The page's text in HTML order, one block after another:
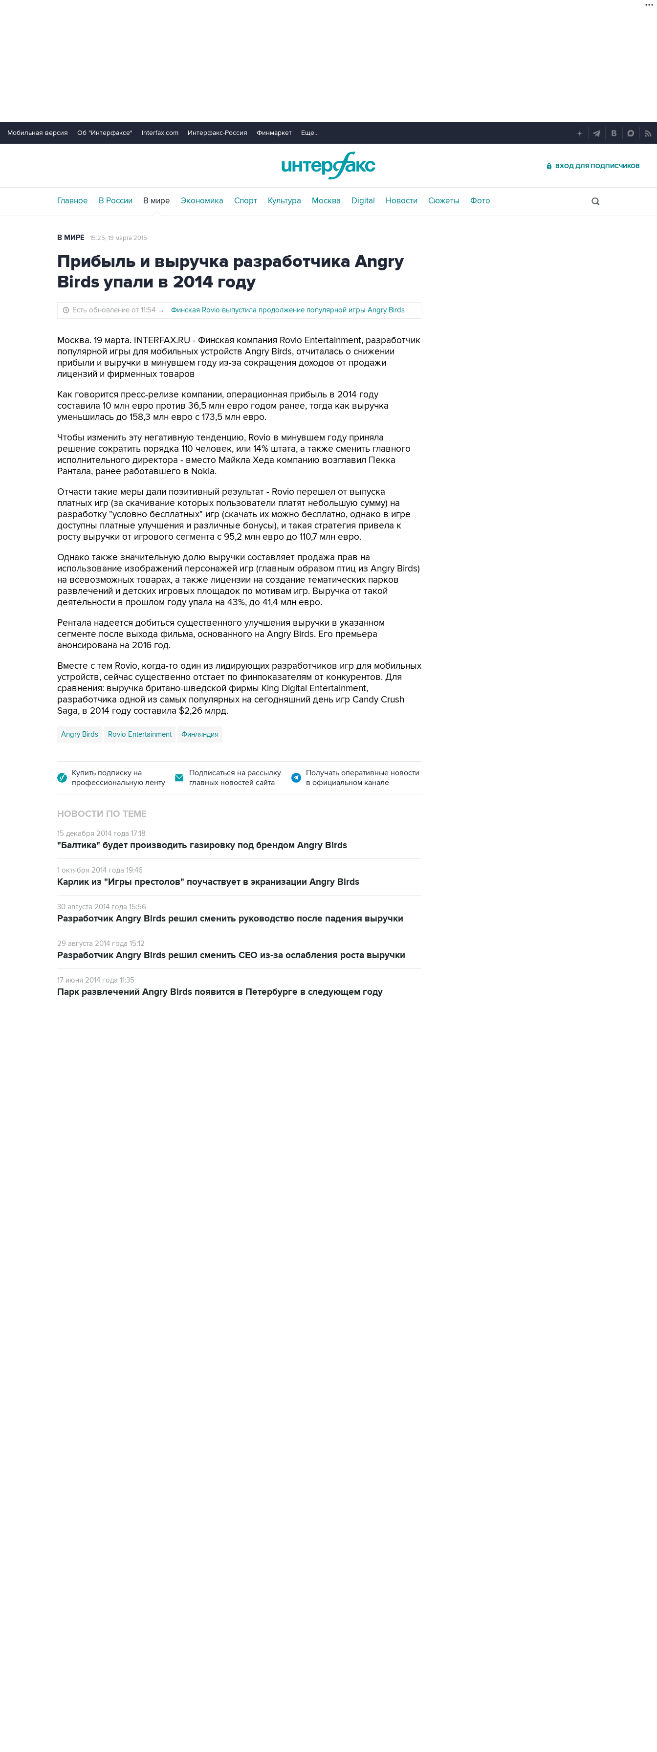
Мобильная версия Об "Интерфаксе" Interfax.com Интерфакс-Россия Финмаркет Еще...
ВХОД ДЛЯ ПОДПИСЧИКОВ
Главное В России В мире Экономика Спорт Культура Москва Digital Новости Сюжеты Фото
В МИРЕ 15:25, 19 марта 2015
Прибыль и выручка разработчика Angry
Birds упали в 2014 году
Есть обновление от 11:54 → Финская Rovio выпустила продолжение популярной игры Angry Birds
Москва. 19 марта. INTERFAX.RU - Финская компания Rovio Entertainment, разработчик
популярной игры для мобильных устройств Angry Birds, отчиталась о снижении
прибыли и выручки в минувшем году из-за сокращения доходов от продажи
лицензий и фирменных товаров
Как говорится пресс-релизе компании, операционная прибыль в 2014 году
составила 10 млн евро против 36,5 млн евро годом ранее, тогда как выручка
уменьшилась до 158,3 млн евро с 173,5 млн евро.
Чтобы изменить эту негативную тенденцию, Rovio в минувшем году приняла
решение сократить порядка 110 человек, или 14% штата, а также сменить главного
исполнительного директора - вместо Майкла Хеда компанию возглавил Пекка
Рантала, ранее работавшего в Nokia.
Отчасти такие меры дали позитивный результат - Rovio перешел от выпуска
платных игр (за скачивание которых пользователи платят небольшую сумму) на
разработку "условно бесплатных" игр (скачать их можно бесплатно, однако в игре
доступны платные улучшения и различные бонусы), и такая стратегия привела к
росту выручки от игрового сегмента с 95,2 млн евро до 110,7 млн евро.
Однако также значительную долю выручки составляет продажа прав на
использование изображений персонажей игр (главным образом птиц из Angry Birds)
на всевозможных товарах, а также лицензии на создание тематических парков
развлечений и детских игровых площадок по мотивам игр. Выручка от такой
деятельности в прошлом году упала на 43%, до 41,4 млн евро.
Рентала надеется добиться существенного улучшения выручки в указанном
сегменте после выхода фильма, основанного на Angry Birds. Его премьера
анонсирована на 2016 год.
Вместе с тем Rovio, когда-то один из лидирующих разработчиков игр для мобильных
устройств, сейчас существенно отстает по финпоказателям от конкурентов. Для
сравнения: выручка британо-шведской фирмы King Digital Entertainment,
разработчика одной из самых популярных на сегодняшний день игр Candy Crush
Saga, в 2014 году составила $2,26 млрд.
Angry Birds Rovio Entertainment Финляндия
Купить подписку на
профессиональную ленту
Подписаться на рассылку
главных новостей сайта
Получать оперативные новости
в официальном канале
НОВОСТИ ПО ТЕМЕ
15 декабря 2014 года 17:18
"Балтика" будет производить газировку под брендом Angry Birds
1 октября 2014 года 19:46
Карлик из "Игры престолов" поучаствует в экранизации Angry Birds
30 августа 2014 года 15:56
Разработчик Angry Birds решил сменить руководство после падения выручки
29 августа 2014 года 15:12
Разработчик Angry Birds решил сменить CEO из-за ослабления роста выручки
17 июня 2014 года 11:35
Парк развлечений Angry Birds появится в Петербурге в следующем году